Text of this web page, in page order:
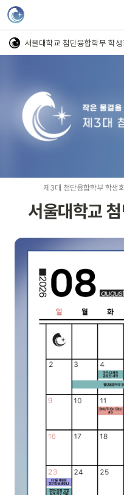
서울대학교 첨단융합학부 학생
제3대 첨단융합학부 학생
서울대학교